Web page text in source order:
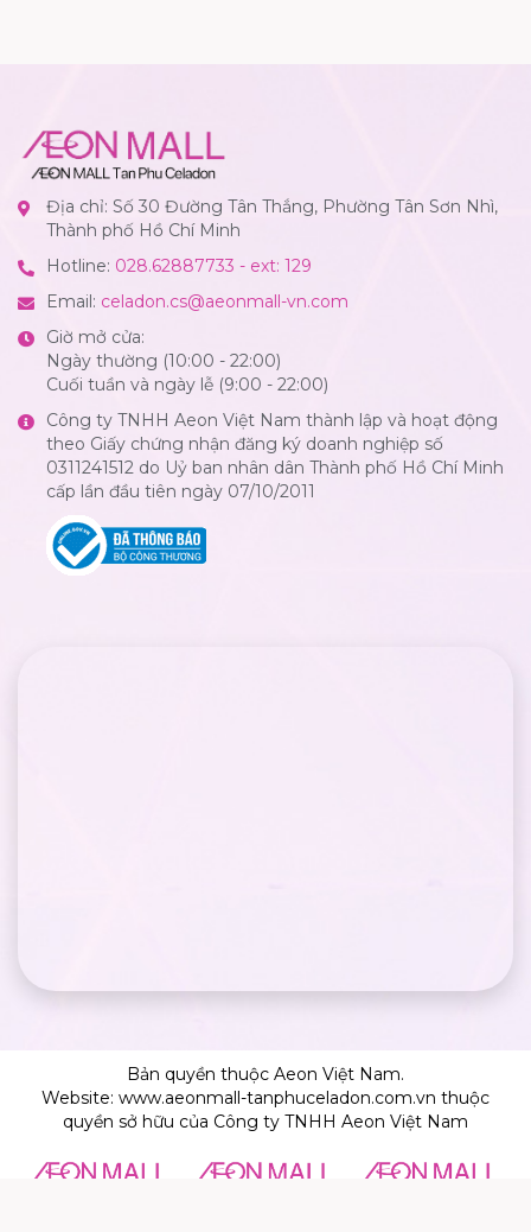
Địa chỉ: Số 30 Đường Tân Thắng, Phường Tân Sơn Nhì,
Thành phố Hồ Chí Minh
Hotline: 028.62887733 - ext: 129
Email: celadon.cs@aeonmall-vn.com
Giờ mở cửa:
Ngày thường (10:00 - 22:00)
Cuối tuần và ngày lễ (9:00 - 22:00)
Công ty TNHH Aeon Việt Nam thành lập và hoạt động
theo Giấy chứng nhận đăng ký doanh nghiệp số
0311241512 do Uỷ ban nhân dân Thành phố Hồ Chí Minh
cấp lần đầu tiên ngày 07/10/2011
Bản quyền thuộc Aeon Việt Nam.
Website: www.aeonmall-tanphuceladon.com.vn thuộc
quyền sở hữu của Công ty TNHH Aeon Việt Nam